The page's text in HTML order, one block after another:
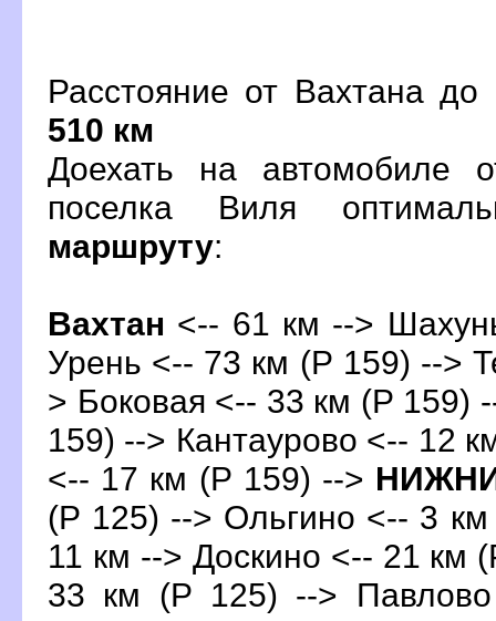
Расстояние от Вахтана
510 км
Доехать на автомобиле
поселка Виля
маршруту:
ахтан <-- 61 км -->
Урень <-- 73 км (Р 159) -->
> Боковая <-- 33 км (Р 159)
159) --> Кантаурово <-- 12
<-- 17 км (Р 159) -->
(Р 125) --> Ольгино <-- 3
11 км --> Доскино <-- 21 км
33 км (Р 125) -->